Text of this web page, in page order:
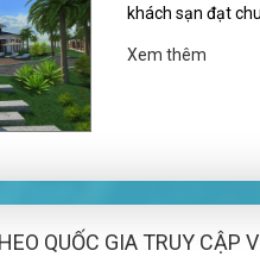
khách sạn đạt
Xem thêm
QUỐC GIA TRUY CẬP